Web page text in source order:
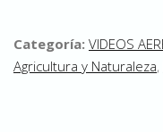
Categoría: VIDEOS
Agricultura y Naturaleza,